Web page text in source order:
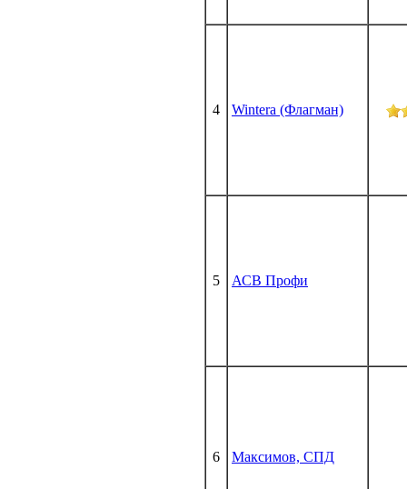
4 Wintera (Флагман)
5 АСВ Профи
6 Максимов, СПД